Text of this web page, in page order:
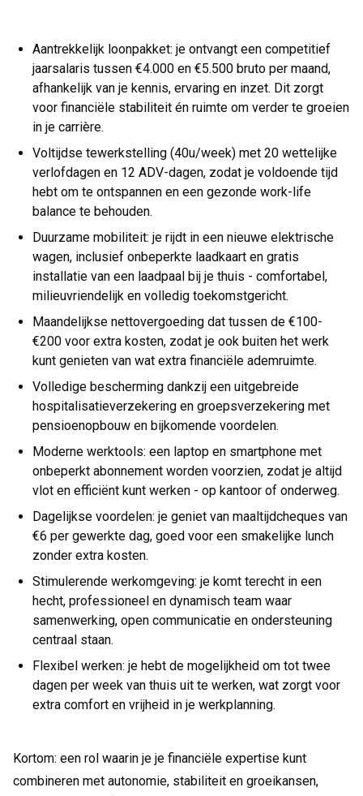
Aantrekkelijk loonpakket: je ontvangt een competitief
jaarsalaris tussen €4.000 en €5.500 bruto per maand,
afhankelijk van je kennis, ervaring en inzet. Dit zorgt
voor financiële stabiliteit én ruimte om verder te groeien
in je carrière.
Voltijdse tewerkstelling (40u/week) met 20 wettelijke
verlofdagen en 12 ADV-dagen, zodat je voldoende tijd
hebt om te ontspannen en een gezonde work-life
balance te behouden.
Duurzame mobiliteit: je rijdt in een nieuwe elektrische
wagen, inclusief onbeperkte laadkaart en gratis
installatie van een laadpaal bij je thuis - comfortabel,
milieuvriendelijk en volledig toekomstgericht.
Maandelijkse nettovergoeding dat tussen de €100-
€200 voor extra kosten, zodat je ook buiten het werk
kunt genieten van wat extra financiële ademruimte.
Volledige bescherming dankzij een uitgebreide
hospitalisatieverzekering en groepsverzekering met
pensioenopbouw en bijkomende voordelen.
Moderne werktools: een laptop en smartphone met
onbeperkt abonnement worden voorzien, zodat je altijd
vlot en efficiënt kunt werken - op kantoor of onderweg.
Dagelijkse voordelen: je geniet van maaltijdcheques van
€6 per gewerkte dag, goed voor een smakelijke lunch
zonder extra kosten.
Stimulerende werkomgeving: je komt terecht in een
hecht, professioneel en dynamisch team waar
samenwerking, open communicatie en ondersteuning
centraal staan.
Flexibel werken: je hebt de mogelijkheid om tot twee
dagen per week van thuis uit te werken, wat zorgt voor
extra comfort en vrijheid in je werkplanning.
Kortom: een rol waarin je je financiële expertise kunt
combineren met autonomie, stabiliteit en groeikansen,